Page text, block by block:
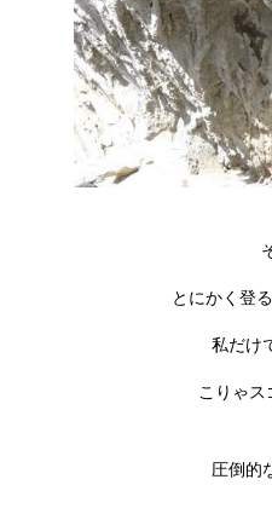
とにかく登る
私だけ
こりゃス
圧倒的